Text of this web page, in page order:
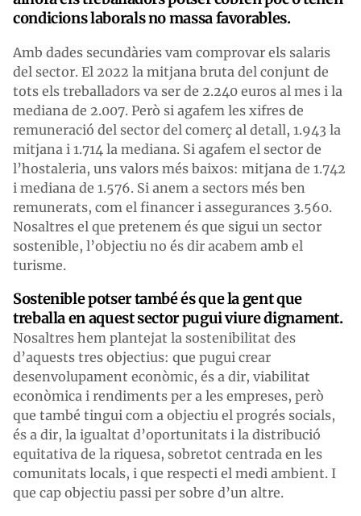
condicions laborals no massa favorables.
Amb dades secundàries vam comprovar els salaris
del sector. El 2022 la mitjana bruta del conjunt de
tots els treballadors va ser de 2.240 euros al mes i la
mediana de 2.007. Però si agafem les xifres de
remuneració del sector del comerç al detall, 1.943 la
mitjana i 1.714 la mediana. Si agafem el sector de
l’hostaleria, uns valors més baixos: mitjana de 1.742
i mediana de 1.576. Si anem a sectors més ben
remunerats, com el financer i assegurances 3.560.
Nosaltres el que pretenem és que sigui un sector
sostenible, l’objectiu no és dir acabem amb el
turisme.
Sostenible potser també és que la gent que
treballa en aquest sector pugui viure dignament.
Nosaltres hem plantejat la sostenibilitat des
d’aquests tres objectius: que pugui crear
desenvolupament econòmic, és a dir, viabilitat
econòmica i rendiments per a les empreses, però
que també tingui com a objectiu el progrés socials,
és a dir, la igualtat d’oportunitats i la distribució
equitativa de la riquesa, sobretot centrada en les
comunitats locals, i que respecti el medi ambient. I
que cap objectiu passi per sobre d’un altre.